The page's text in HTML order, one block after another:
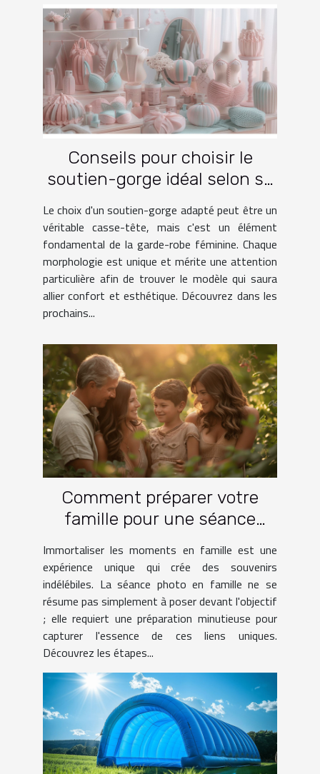
Conseils pour choisir le
soutien-gorge idéal selon sa
Le choix d'un soutien-gorge adapté peut être un
véritable casse-tête, mais c'est un élément
fondamental de la garde-robe féminine. Chaque
morphologie est unique et mérite une attention
particulière afin de trouver le modèle qui saura
allier confort et esthétique. Découvrez dans les
prochains...
Comment préparer votre
famille pour une séance
Immortaliser les moments en famille est une
expérience unique qui crée des souvenirs
indélébiles. La séance photo en famille ne se
résume pas simplement à poser devant l'objectif
; elle requiert une préparation minutieuse pour
capturer l'essence de ces liens uniques.
Découvrez les étapes...